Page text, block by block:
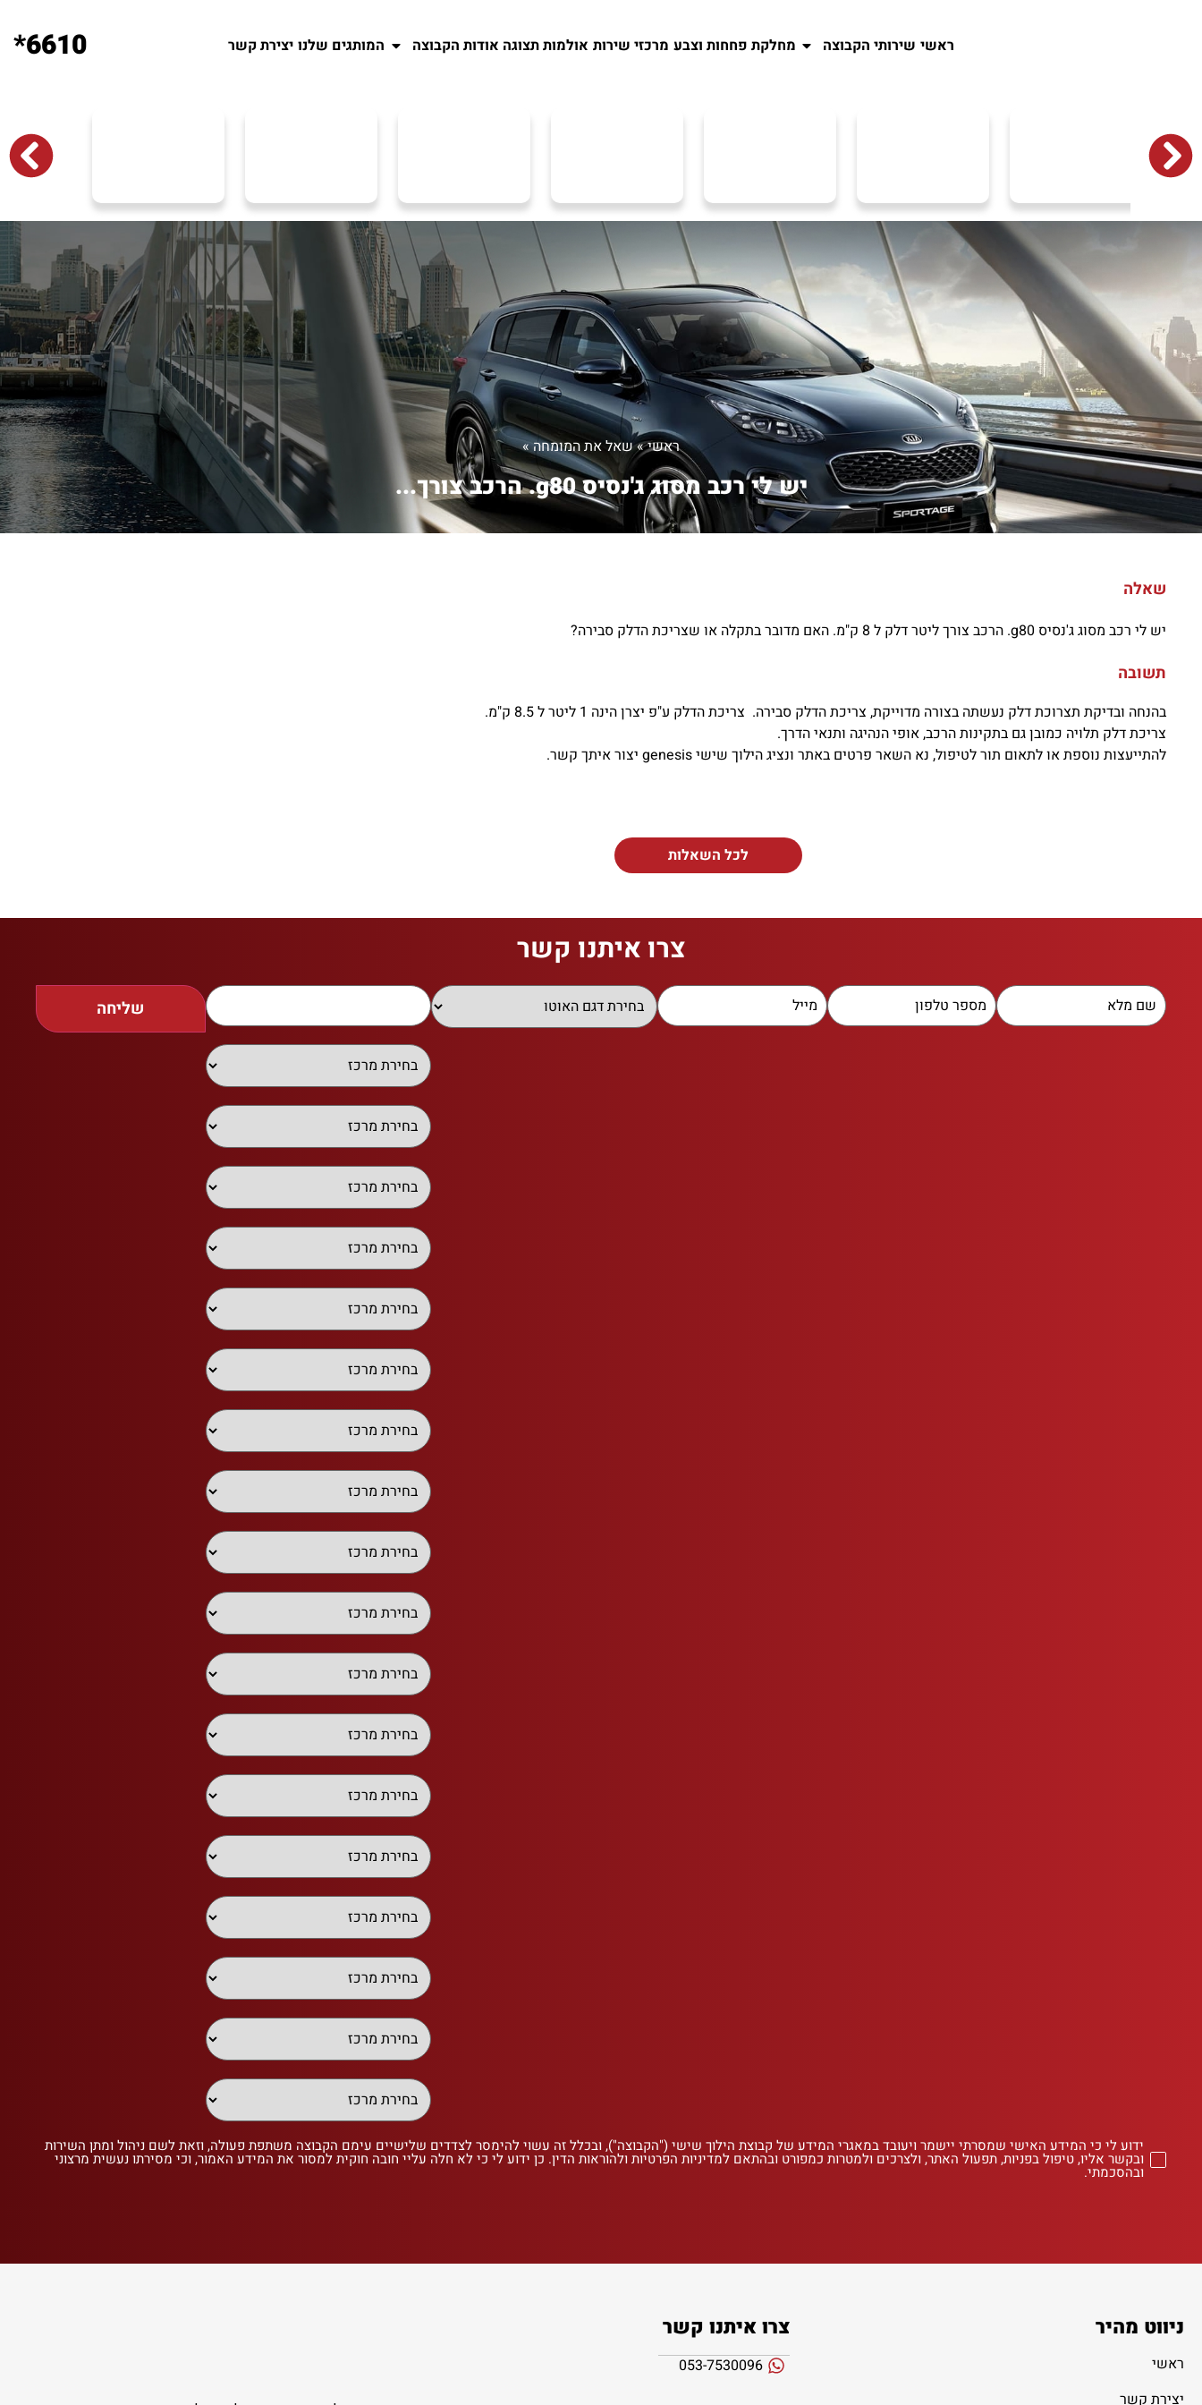
ראשי שירותי הקבוצה מחלקת פחחות וצבע מרכזי שירות אולמות תצוגה אודות הקבוצה המותגים שלנו יצירת קשר 6610*
ראשי»שאל את המומחה»
יש לי רכב מסוג ג'נסיס g80. הרכב צורך...
שאלה
יש לי רכב מסוג ג'נסיס g80. הרכב צורך ליטר דלק ל 8 ק"מ. האם מדובר בתקלה או שצריכת הדלק סבירה?
תשובה
בהנחה ובדיקת תצרוכת דלק נעשתה בצורה מדוייקת, צריכת הדלק סבירה. צריכת הדלק ע"פ יצרן הינה 1 ליטר ל 8.5 ק"מ.
צריכת דלק תלויה כמובן גם בתקינות הרכב, אופי הנהיגה ותנאי הדרך.
להתייעצות נוספת או לתאום תור לטיפול, נא השאר פרטים באתר ונציג הילוך שישי genesis יצור איתך קשר.
לכל השאלות
צרו איתנו קשר
שליחה
ידוע לי כי המידע האישי שמסרתי יישמר ויעובד במאגרי המידע של קבוצת הילוך שישי ("הקבוצה"), ובכלל זה עשוי להימסר לצדדים שלישיים עימם הקבוצה משתפת פעולה, וזאת לשם ניהול ומתן השירות
ובקשר אליו, טיפול בפניות, תפעול האתר, ולצרכים ולמטרות כמפורט ובהתאם למדיניות הפרטיות ולהוראות הדין. כן ידוע לי כי לא חלה עליי חובה חוקית למסור את המידע האמור, וכי מסירתו נעשית מרצוני
ובהסכמתי.
ניווט מהיר
ראשי
יצירת קשר
צרו איתנו קשר
053-7530096